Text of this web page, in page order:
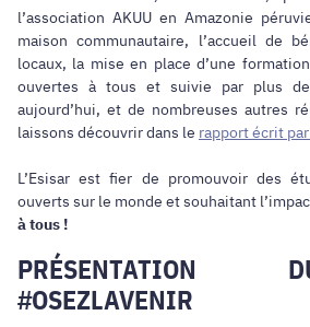
l’association AKUU en Amazonie
maison communautaire, l’accueil de
locaux, la mise en place d’une
ouvertes à tous et suivie par plus de
aujourd’hui, et de nombreuses autres
laissons découvrir dans le rapport écrit
L’Esisar est fier de promouvoir des
ouverts sur le monde et souhaitant
à tous !
#OSEZLAVENIR